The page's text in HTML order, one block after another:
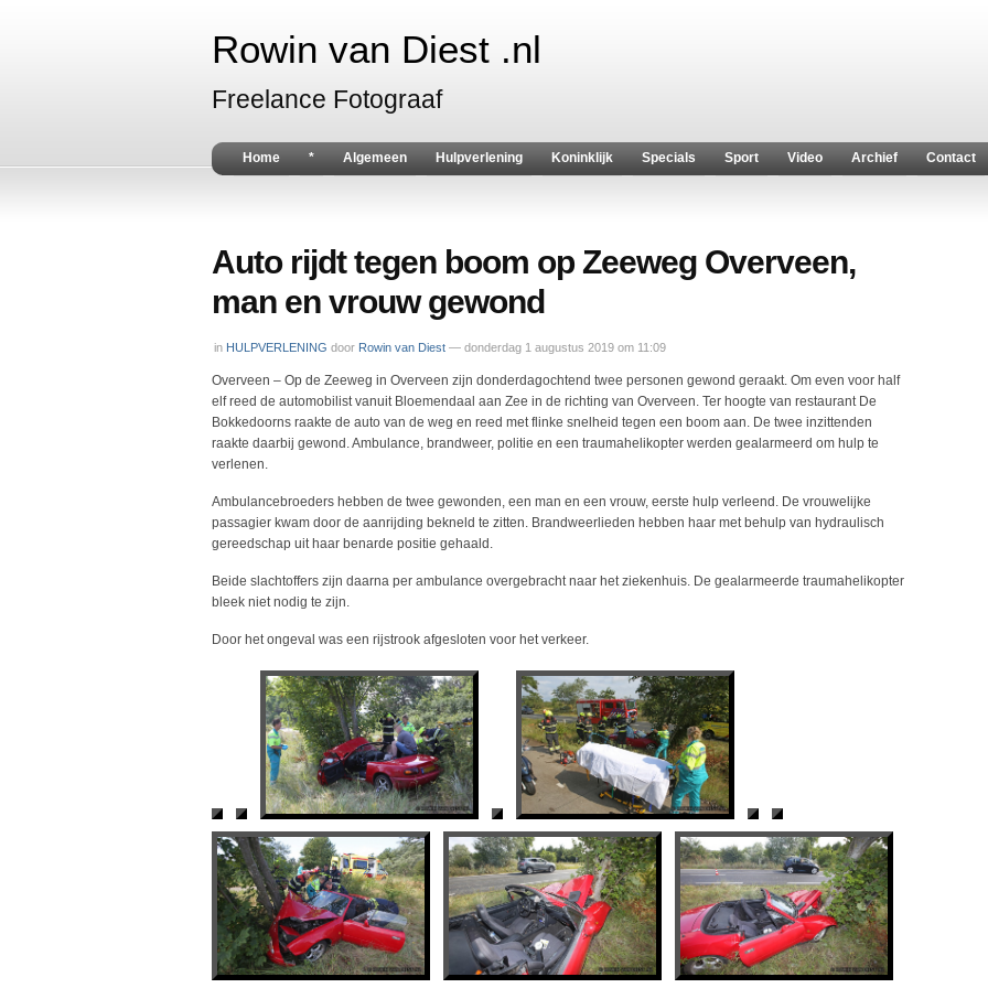
Rowin van Diest .nl
Freelance Fotograaf
Home * Algemeen Hulpverlening Koninklijk Specials Sport Video Archief Contact
Auto rijdt tegen boom op Zeeweg Overveen,
man en vrouw gewond
in HULPVERLENING door Rowin van Diest — donderdag 1 augustus 2019 om 11:09
Overveen – Op de Zeeweg in Overveen zijn donderdagochtend twee personen gewond geraakt. Om even voor half
elf reed de automobilist vanuit Bloemendaal aan Zee in de richting van Overveen. Ter hoogte van restaurant De
Bokkedoorns raakte de auto van de weg en reed met flinke snelheid tegen een boom aan. De twee inzittenden
raakte daarbij gewond. Ambulance, brandweer, politie en een traumahelikopter werden gealarmeerd om hulp te
verlenen.
Ambulancebroeders hebben de twee gewonden, een man en een vrouw, eerste hulp verleend. De vrouwelijke
passagier kwam door de aanrijding bekneld te zitten. Brandweerlieden hebben haar met behulp van hydraulisch
gereedschap uit haar benarde positie gehaald.
Beide slachtoffers zijn daarna per ambulance overgebracht naar het ziekenhuis. De gealarmeerde traumahelikopter
bleek niet nodig te zijn.
Door het ongeval was een rijstrook afgesloten voor het verkeer.